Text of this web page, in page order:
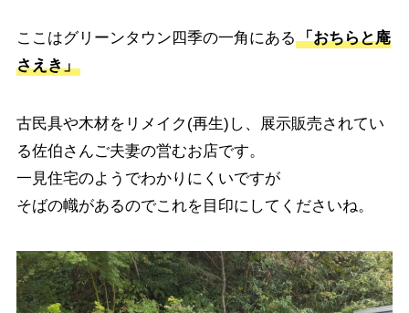
ここはグリーンタウン四季の一角にある 「おちらと庵
さえき」
古民具や木材をリメイク(再生)し、展示販売されてい
る佐伯さんご夫妻の営むお店です。
一見住宅のようでわかりにくいですが
そばの幟があるのでこれを目印にしてくださいね。